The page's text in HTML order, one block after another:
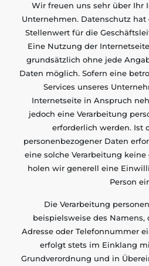
Wir freuen uns sehr über Ihr
Unternehmen. Datenschutz
Stellenwert für die
Eine Nutzung der
grundsätzlich ohne jede
Daten möglich. Sofern eine
Services unseres
Internetseite in Anspruch
jedoch eine Verarbeitung
erforderlich werden. Ist
personenbezogener Daten
eine solche Verarbeitung
holen wir generell eine
Person
Die Verarbeitung
beispielsweise des Namens,
Adresse oder Telefonnummer
erfolgt stets im Einklang
Grundverordnung und in